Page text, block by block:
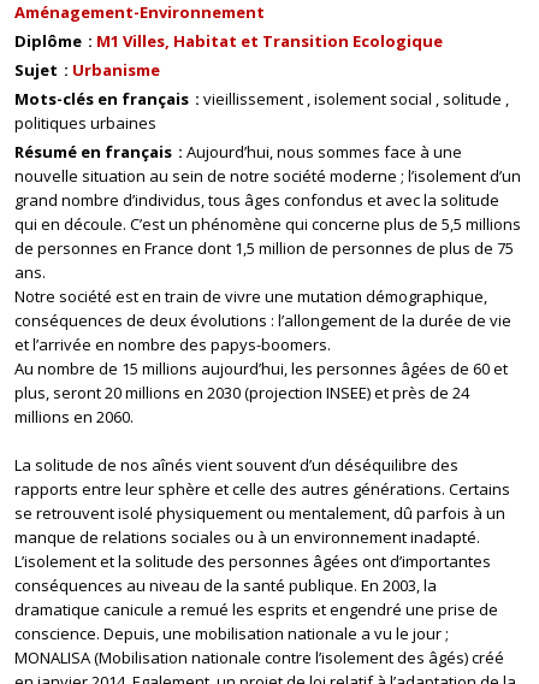
Aménagement-Environnement
Diplôme
M1 Villes, Habitat et Transition Ecologique
Sujet
Urbanisme
Mots-clés en français
vieillissement isolement social
solitude
politiques urbaines
Résumé en français
Aujourd’hui, nous sommes face à une
nouvelle situation au sein de notre société moderne ; l’isolement d’un
grand nombre d’individus, tous âges confondus et avec la solitude
qui en découle. C’est un phénomène qui concerne plus de 5,5 millions
de personnes en France dont 1,5 million de personnes de plus de 75
ans.
Notre société est en train de vivre une mutation démographique,
conséquences de deux évolutions : l’allongement de la durée de vie
et l’arrivée en nombre des papys-boomers.
Au nombre de 15 millions aujourd’hui, les personnes âgées de 60 et
plus, seront 20 millions en 2030 (projection INSEE) et près de 24
millions en 2060.
La solitude de nos aînés vient souvent d’un déséquilibre des
rapports entre leur sphère et celle des autres générations. Certains
se retrouvent isolé physiquement ou mentalement, dû parfois à un
manque de relations sociales ou à un environnement inadapté.
L’isolement et la solitude des personnes âgées ont d’importantes
conséquences au niveau de la santé publique. En 2003, la
dramatique canicule a remué les esprits et engendré une prise de
conscience. Depuis, une mobilisation nationale a vu le jour ;
MONALISA (Mobilisation nationale contre l’isolement des âgés) créé